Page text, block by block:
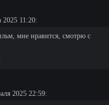
2025 11:20:
мне нравится, смотрю с
2025 22:59:
54 серия